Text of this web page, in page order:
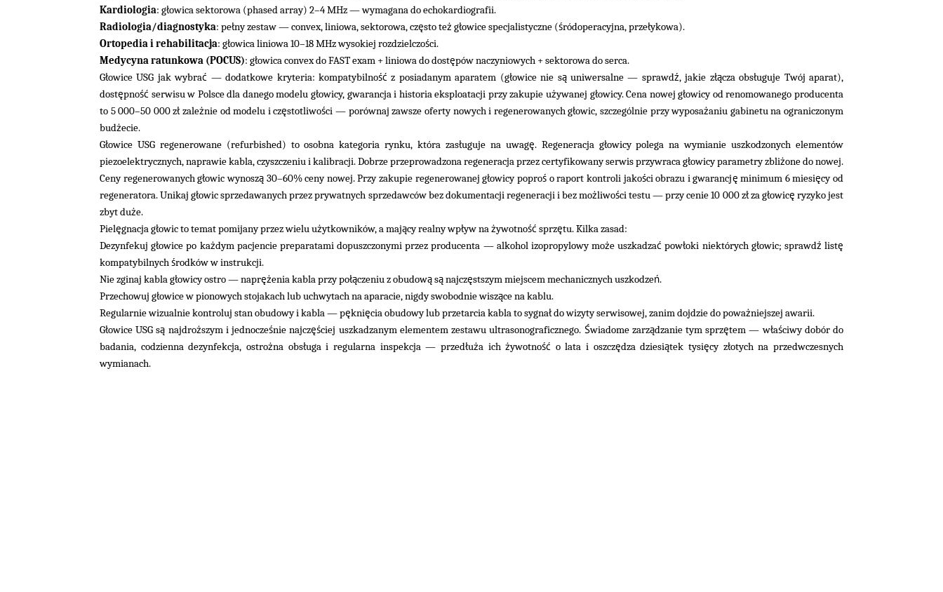
Kardiologia: głowica sektorowa (phased array) 2–4 MHz — wymagana do echokardiografii.
Radiologia/diagnostyka: pełny zestaw — convex, liniowa, sektorowa, często też głowice specjalistyczne (śródoperacyjna, przełykowa).
Ortopedia i rehabilitacja: głowica liniowa 10–18 MHz wysokiej rozdzielczości.
Medycyna ratunkowa (POCUS): głowica convex do FAST exam + liniowa do dostępów naczyniowych + sektorowa do serca.
Głowice USG jak wybrać — dodatkowe kryteria: kompatybilność z posiadanym aparatem (głowice nie sąuniwersalne — sprawdź, jakie złącza obsługuje Twój aparat),
dostępność serwisu w Polsce dla danego modelu głowicy, gwarancja i historia eksploatacji przy zakupie używanej głowicy. Cena nowej głowicy od renomowanego producenta
to 5 000–50 000 złzależnie od modelu i częstotliwości — porównaj zawsze oferty nowych i regenerowanych głowic, szczególnie przy wyposażaniu gabinetu na ograniczonym
budżecie.
Głowice USG regenerowane (refurbished) to osobna kategoria rynku, która zasługuje na uwagę. Regeneracja głowicy polega na wymianie uszkodzonych elementów
piezoelektrycznych, naprawie kabla, czyszczeniu i kalibracji. Dobrze przeprowadzona regeneracja przez certyfikowany serwis przywraca głowicy parametry zbliżone do nowej.
Ceny regenerowanych głowic wynoszą30–60% ceny nowej. Przy zakupie regenerowanej głowicy poproś o raport kontroli jakości obrazu i gwarancję minimum 6 miesięcy od
regeneratora. Unikaj głowic sprzedawanych przez prywatnych sprzedawców bez dokumentacji regeneracji i bez możliwości testu — przy cenie 10 000 złza głowicę ryzyko jest
zbyt duże.
Pielęgnacja głowic to temat pomijany przez wielu użytkowników, a mający realny wpływ nażywotność sprzętu. Kilka zasad:
Dezynfekuj głowice po każdym pacjencie preparatami dopuszczonymi przez producenta — alkohol izopropylowy może uszkadzać powłoki niektórych głowic; sprawdź listę
kompatybilnychśrodków w instrukcji.
Nie zginaj kabla głowicy ostro — naprężenia kabla przy połączeniu z obudowąsąnajczęstszym miejscem mechanicznych uszkodzeń.
Przechowuj głowice w pionowych stojakach lub uchwytach na aparacie, nigdy swobodnie wiszące na kablu.
Regularnie wizualnie kontroluj stan obudowy i kabla — pęknięcia obudowy lub przetarcia kabla to sygnałdo wizyty serwisowej, zanim dojdzie do poważniejszej awarii.
Głowice USG są najdroższym i jednocześnie najczęściej uszkadzanym elementem zestawu ultrasonograficznego. Świadome zarządzanie tym sprzętem — właściwy dobór do
badania, codzienna dezynfekcja, ostrożna obsługa i regularna inspekcja — przedłuża ichżywotność o lata i oszczędza dziesiątek tysięcy złotych na przedwczesnych
wymianach.